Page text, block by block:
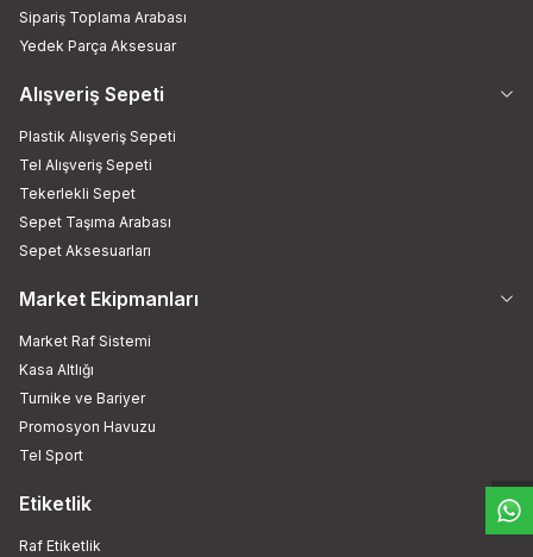
Sipariş Toplama Arabası
Yedek Parça Aksesuar
Alışveriş Sepeti
Plastik Alışveriş Sepeti
Tel Alışveriş Sepeti
Tekerlekli Sepet
Sepet Taşıma Arabası
Sepet Aksesuarları
Market Ekipmanları
Market Raf Sistemi
Kasa Altlığı
Turnike ve Bariyer
Promosyon Havuzu
Tel Sport
Etiketlik
Raf Etiketlik